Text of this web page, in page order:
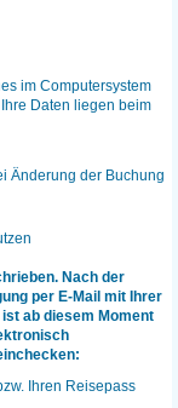
im Computersystem
Daten liegen beim
Änderung der Buchung
Nach der
per E-Mail mit Ihrer
ab diesem Moment
Ihren Reisepass